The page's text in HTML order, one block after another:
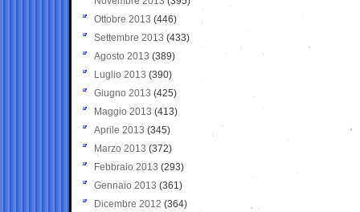
Ottobre 2013 (446)
Settembre 2013 (433)
Agosto 2013 (389)
Luglio 2013 (390)
Giugno 2013 (425)
Maggio 2013 (413)
Aprile 2013 (345)
Marzo 2013 (372)
Febbraio 2013 (293)
Gennaio 2013 (361)
Dicembre 2012 (364)